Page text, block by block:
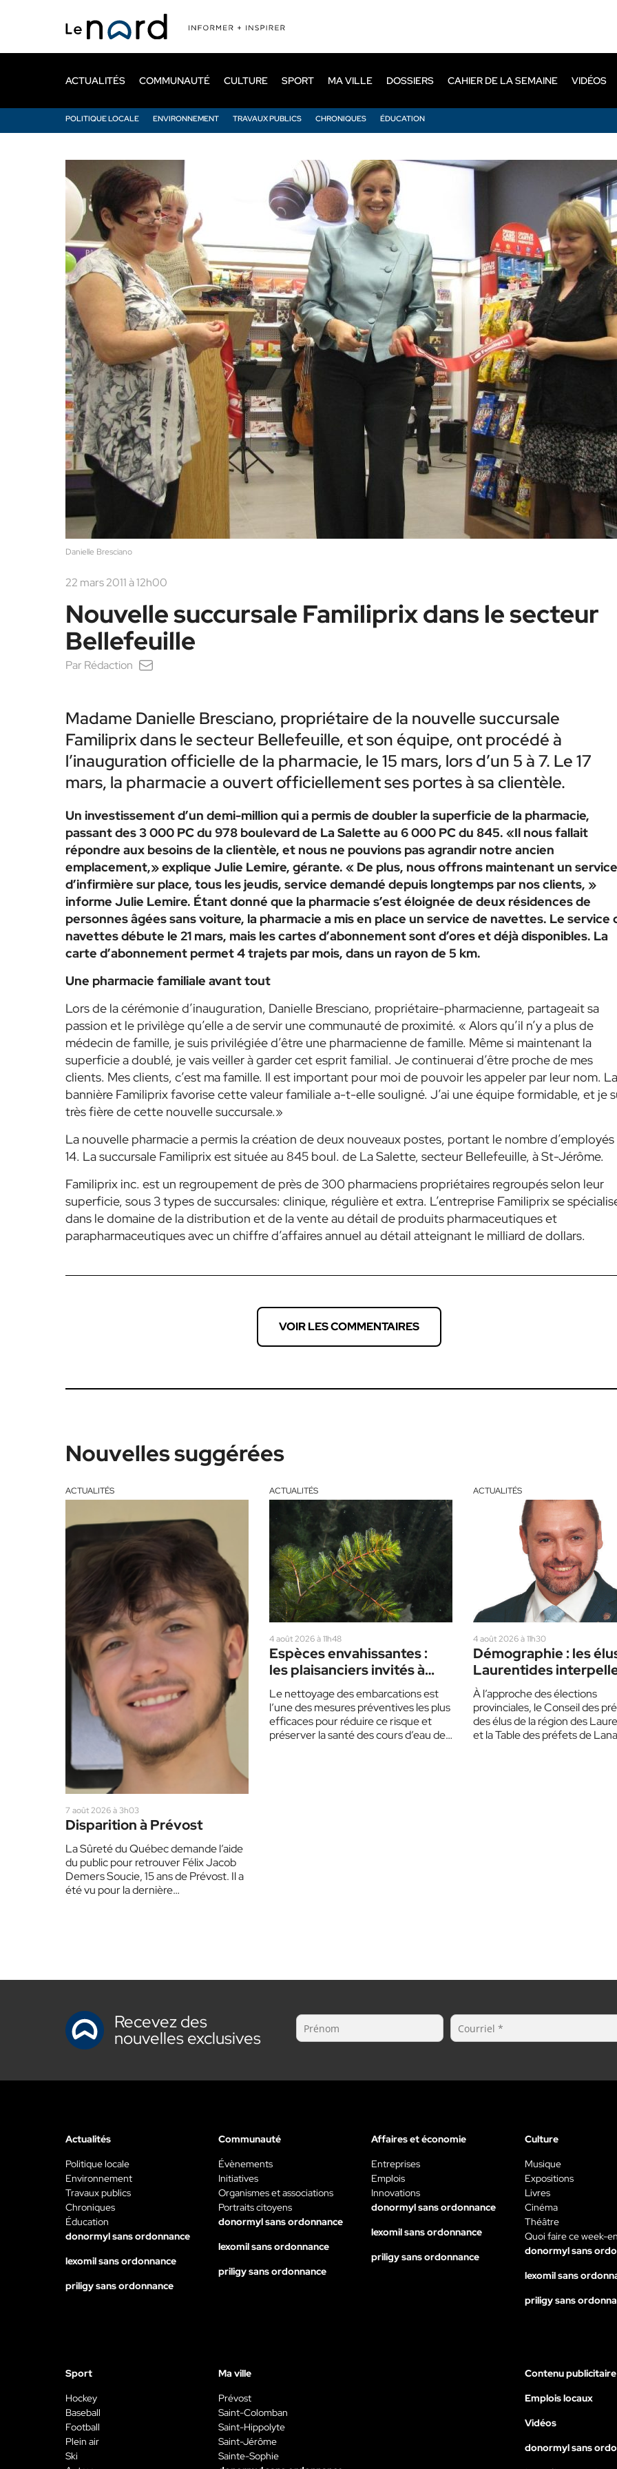
principal
ACTUALITÉS
POLITIQUE LOCALE ENVIRONNEMENT TRAVAUX PUBLICS CHRONIQUES ÉDUCATION
COMMUNAUTÉ CULTURE SPORT MA VILLE DOSSIERS CAHIER DE LA SEMAINE VIDÉOS
Danielle Bresciano
22 mars 2011 à 12h00
Nouvelle succursale Familiprix dans le secteur
Bellefeuille
Par Rédaction
Madame Danielle Bresciano, propriétaire de la nouvelle succursale
Familiprix dans le secteur Bellefeuille, et son équipe, ont procédé à
l’inauguration officielle de la pharmacie, le 15 mars, lors d’un 5 à 7. Le 17
mars, la pharmacie a ouvert officiellement ses portes à sa clientèle.
Un investissement d’un demi-million qui a permis de doubler la superficie de la pharmacie,
passant des 3 000 PC du 978 boulevard de La Salette au 6 000 PC du 845. «Il nous fallait
répondre aux besoins de la clientèle, et nous ne pouvions pas agrandir notre ancien
emplacement,» explique Julie Lemire, gérante. « De plus, nous offrons maintenant un service
d’infirmière sur place, tous les jeudis, service demandé depuis longtemps par nos clients, »
informe Julie Lemire. Étant donné que la pharmacie s’est éloignée de deux résidences de
personnes âgées sans voiture, la pharmacie a mis en place un service de navettes. Le service
navettes débute le 21 mars, mais les cartes d’abonnement sont d’ores et déjà disponibles. La
carte d’abonnement permet 4 trajets par mois, dans un rayon de 5 km.
Une pharmacie familiale avant tout
Lors de la cérémonie d’inauguration, Danielle Bresciano, propriétaire-pharmacienne, partageait sa
passion et le privilège qu’elle a de servir une communauté de proximité. « Alors qu’il n’y a plus de
médecin de famille, je suis privilégiée d’être une pharmacienne de famille. Même si maintenant la
superficie a doublé, je vais veiller à garder cet esprit familial. Je continuerai d’être proche de mes
clients. Mes clients, c’est ma famille. Il est important pour moi de pouvoir les appeler par leur nom. La
bannière Familiprix favorise cette valeur familiale a-t-elle souligné. J’ai une équipe formidable, et je
très fière de cette nouvelle succursale.»
La nouvelle pharmacie a permis la création de deux nouveaux postes, portant le nombre d’employés
14. La succursale Familiprix est située au 845 boul. de La Salette, secteur Bellefeuille, à St-Jérôme.
Familiprix inc. est un regroupement de près de 300 pharmaciens propriétaires regroupés selon leur
superficie, sous 3 types de succursales: clinique, régulière et extra. L’entreprise Familiprix se
dans le domaine de la distribution et de la vente au détail de produits pharmaceutiques et
parapharmaceutiques avec un chiffre d’affaires annuel au détail atteignant le milliard de dollars.
VOIR LES COMMENTAIRES
Nouvelles suggérées
ACTUALITÉS
7 août 2026 à 3h03
Disparition à Prévost
La Sûreté du Québec demande l’aide
du public pour retrouver Félix Jacob
Demers Soucie, 15 ans de Prévost. Il a
été vu pour la dernière…
ACTUALITÉS
4 août 2026 à 11h48
Espèces envahissantes :
les plaisanciers invités à
redoubler de prudence cet
été
Le nettoyage des embarcations est
l’une des mesures préventives les plus
efficaces pour réduire ce risque et
préserver la santé des cours d’eau des
ACTUALITÉS
4 août 2026 à 11h30
Démographie : les
Laurentides
partis politiques
À l’approche des élections
provinciales, le Conseil des
des élus de la région des
et la Table des préfets de
Recevez des
nouvelles exclusives
Actualités
Politique locale
Environnement
Travaux publics
Chroniques
Éducation
donormyl sans ordonnance
lexomil sans ordonnance
priligy sans ordonnance
Communauté
Évènements
Initiatives
Organismes et associations
Portraits citoyens
donormyl sans ordonnance
lexomil sans ordonnance
priligy sans ordonnance
Affaires et économie
Entreprises
Emplois
Innovations
donormyl sans ordonnance
lexomil sans ordonnance
priligy sans ordonnance
Culture
Musique
Expositions
Livres
Cinéma
Théâtre
Quoi faire ce week-
donormyl sans
lexomil sans
priligy sans
Sport
Hockey
Baseball
Football
Plein air
Ski
Ma ville
Prévost
Saint-Colomban
Saint-Hippolyte
Saint-Jérôme
Sainte-Sophie
Contenu publicitaire
Emplois locaux
Vidéos
donormyl sans